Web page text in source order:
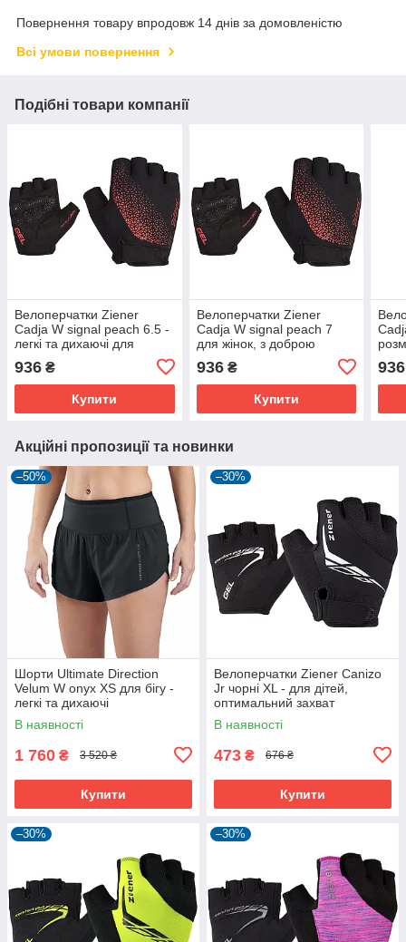
Повернення товару впродовж 14 днів за домовленістю
Всі умови повернення
Подібні товари компанії
Велоперчатки Ziener
Cadja W signal peach 6.5 -
легкі та дихаючі для
936 ₴
Купити
Велоперчатки Ziener
Cadja W signal peach 7
для жінок, з доброю
комфортом.
936₴
Купити
936
Акційні пропозиції та новинки
–50%
Шорти Ultimate Direction
Velum W onyx XS для бігу -
легкі та дихаючі
В наявності
1 760 ₴ 3 520 ₴
Купити
–30%
Велоперчатки Ziener Canizo
Jr чорні XL - для дітей,
оптимальний захват
В наявності
473 ₴ 676 ₴
Купити
–30% –30%